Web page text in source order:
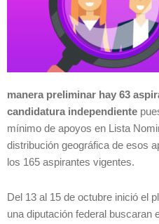
manera preliminar hay 63
candidatura independiente
mínimo de apoyos en Lista
distribución geográfica de esos
los 165 aspirantes vigentes.
Del 13 al 15 de octubre inició el
una diputación federal buscaran